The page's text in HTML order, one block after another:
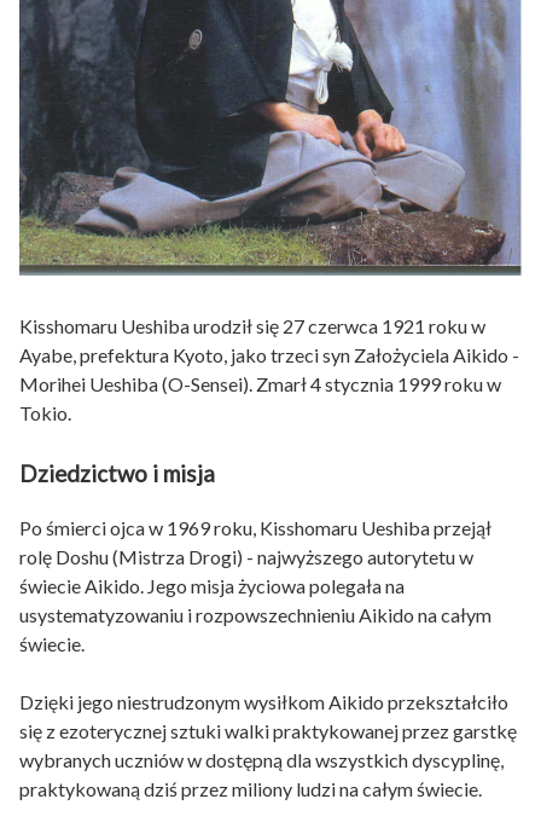
Kisshomaru Ueshiba urodził się 27 czerwca 1921 roku w
Ayabe, prefektura Kyoto, jako trzeci syn Założyciela Aikido -
Morihei Ueshiba (O-Sensei). Zmarł 4 stycznia 1999 roku w
Tokio.
Dziedzictwo i misja
Po śmierci ojca w 1969 roku, Kisshomaru Ueshiba przejął
rolę Doshu (Mistrza Drogi) - najwyższego autorytetu w
świecie Aikido. Jego misja życiowa polegała na
usystematyzowaniu i rozpowszechnieniu Aikido na całym
świecie.
Dzięki jego niestrudzonym wysiłkom Aikido przekształciło
się z ezoterycznej sztuki walki praktykowanej przez garstkę
wybranych uczniów w dostępną dla wszystkich dyscyplinę,
praktykowaną dziś przez miliony ludzi na całym świecie.